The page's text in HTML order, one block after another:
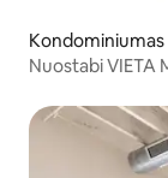
Nuostabi VIETA